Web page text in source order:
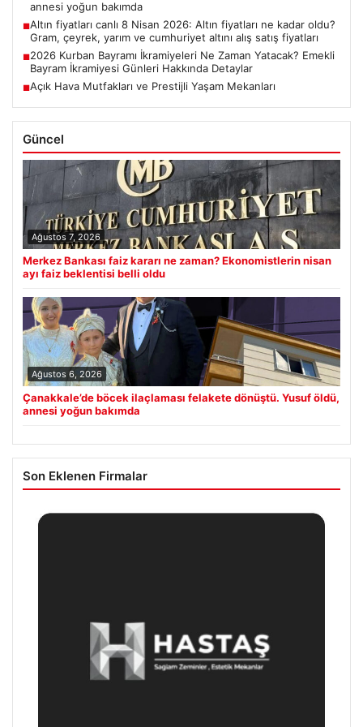
annesi yoğun bakımda
■Altın fiyatları canlı 8 Nisan 2026: Altın fiyatları ne kadar oldu?
Gram, çeyrek, yarım ve cumhuriyet altını alış satış fiyatları
■2026 Kurban Bayramı İkramiyeleri Ne Zaman Yatacak? Emekli
Bayram İkramiyesi Günleri Hakkında Detaylar
■Açık Hava Mutfakları ve Prestijli Yaşam Mekanları
Güncel
Ağustos 7, 2026
Merkez Bankası faiz kararı ne zaman? Ekonomistlerin nisan
ayı faiz beklentisi belli oldu
Ağustos 6, 2026
Çanakkale’de böcek ilaçlaması felakete dönüştü. Yusuf öldü,
annesi yoğun bakımda
Son Eklenen Firmalar